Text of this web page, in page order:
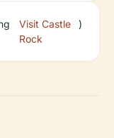
Visit Castle
Rock
)